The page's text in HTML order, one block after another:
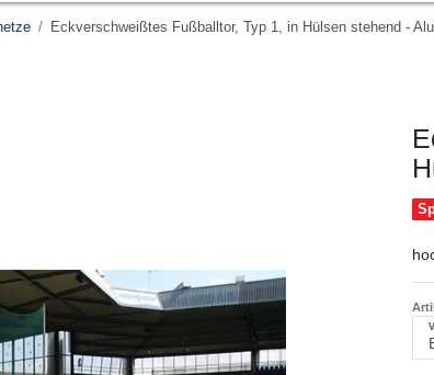
Eckverschweißtes Fußballtor, Typ 1, in Hülsen stehend -